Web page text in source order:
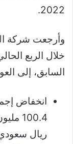
2022.
وأرجعت شركة
خلال الربع
السابق، إلى
ريال سعودي